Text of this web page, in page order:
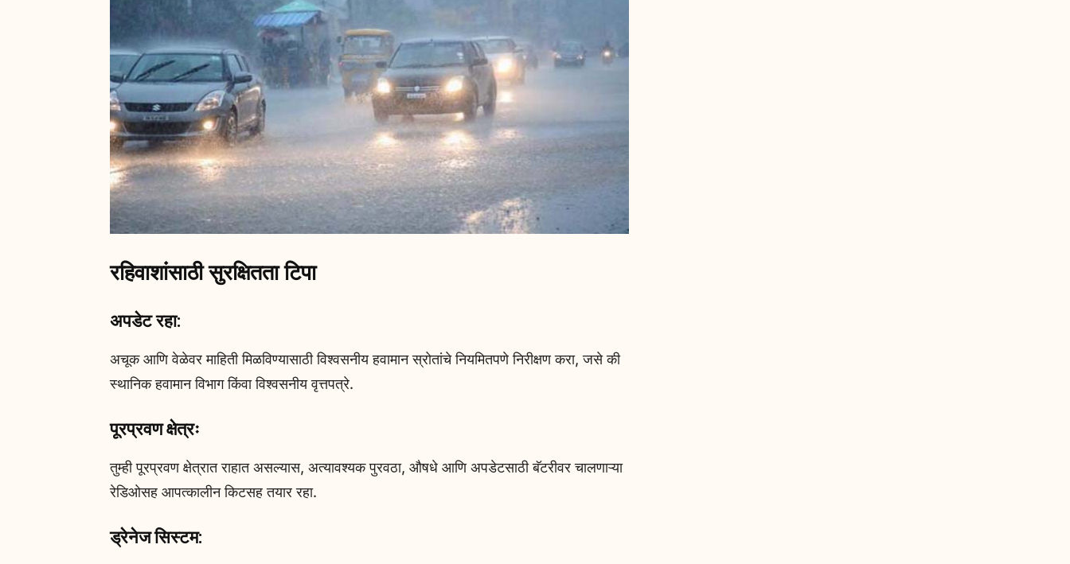
रहिवाशांसाठी सुरक्षितता टिपा
अपडेट रहा:
अचूक आणि वेळेवर माहिती मिळविण्यासाठी विश्वसनीय हवामान स्रोतांचे नियमितपणे निरीक्षण करा, जसे की
स्थानिक हवामान विभाग किंवा विश्वसनीय वृत्तपत्रे.
पूरप्रवण क्षेत्रः
तुम्ही पूरप्रवण क्षेत्रात राहात असल्यास, अत्यावश्यक पुरवठा, औषधे आणि अपडेटसाठी बॅटरीवर चालणाऱ्या
रेडिओसह आपत्कालीन किटसह तयार रहा.
ड्रेनेज सिस्टम: